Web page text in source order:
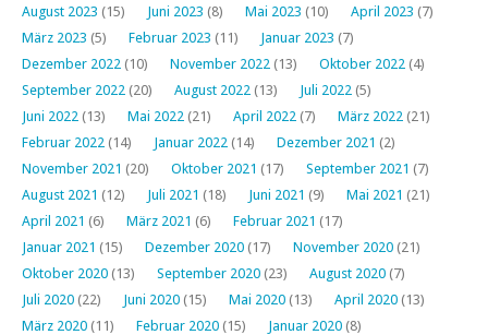
August 2023 (15) Juni 2023 (8) Mai 2023 (10) April 2023 (7)
März 2023 (5) Februar 2023 (11) Januar 2023 (7)
Dezember 2022 (10) November 2022 (13) Oktober 2022 (4)
September 2022 (20) August 2022 (13) Juli 2022 (5)
Juni 2022 (13) Mai 2022 (21) April 2022 (7) März 2022 (21)
Februar 2022 (14) Januar 2022 (14) Dezember 2021 (2)
November 2021 (20) Oktober 2021 (17) September 2021 (7)
August 2021 (12) Juli 2021 (18) Juni 2021 (9) Mai 2021 (21)
April 2021 (6) März 2021 (6) Februar 2021 (17)
Januar 2021 (15) Dezember 2020 (17) November 2020 (21)
Oktober 2020 (13) September 2020 (23) August 2020 (7)
Juli 2020 (22) Juni 2020 (15) Mai 2020 (13) April 2020 (13)
März 2020 (11) Februar 2020 (15) Januar 2020 (8)